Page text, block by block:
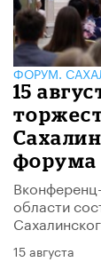
ФОРУМ.
15
форума
области
15 августа